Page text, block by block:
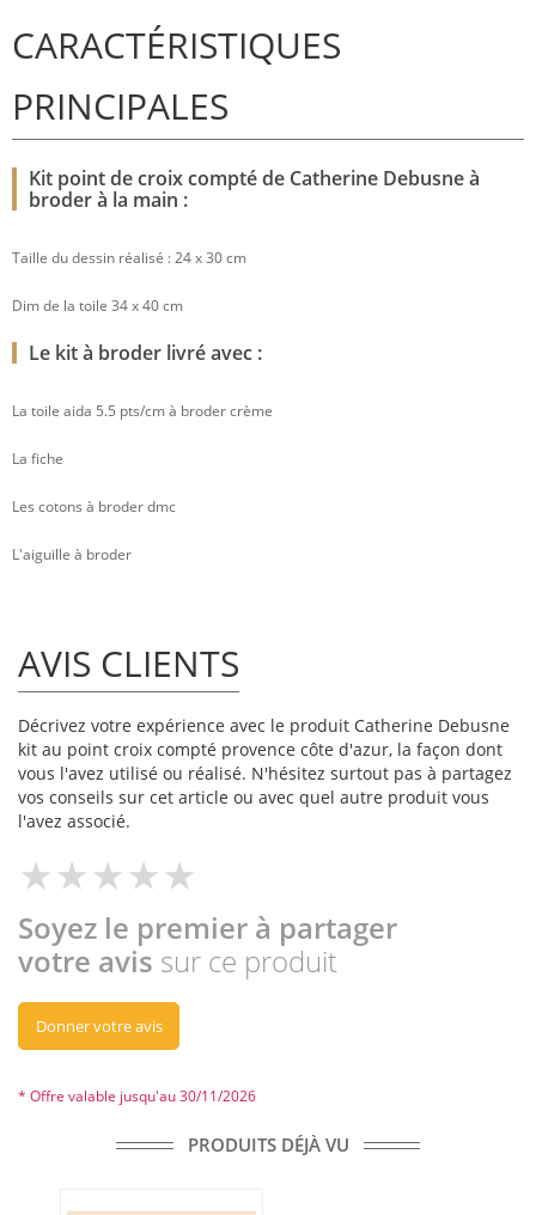
CARACTÉRISTIQUES
PRINCIPALES
Kit point de croix compté de Catherine Debusne à
broder à la main :
Taille du dessin réalisé : 24 x 30 cm
Dim de la toile 34 x 40 cm
Le kit à broder livré avec :
La toile aida 5.5 pts/cm à broder crème
La fiche
Les cotons à broder dmc
L'aiguille à broder
AVIS CLIENTS
Décrivez votre expérience avec le produit Catherine Debusne
kit au point croix compté provence côte d'azur, la façon dont
vous l'avez utilisé ou réalisé. N'hésitez surtout pas à partagez
vos conseils sur cet article ou avec quel autre produit vous
l'avez associé.
Soyez le premier à partager
votre avis sur ce produit
Donner votre avis
* Offre valable jusqu'au 30/11/2026
PRODUITS DÉJÀ VU